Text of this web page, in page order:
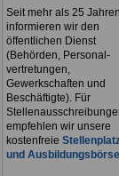
Seit mehr als 25
informieren wir den
öffentlichen Dienst
(Behörden, Personal-
vertretungen,
Gewerkschaften und
Beschäftigte). Für
empfehlen wir unsere
kostenfreie
und Ausbildungsbörse